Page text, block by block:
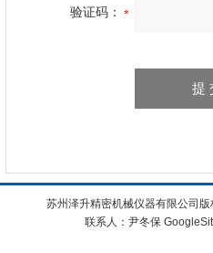
验证码：
苏州泽升精密机械仪器有限公司
联系人：尹冬保